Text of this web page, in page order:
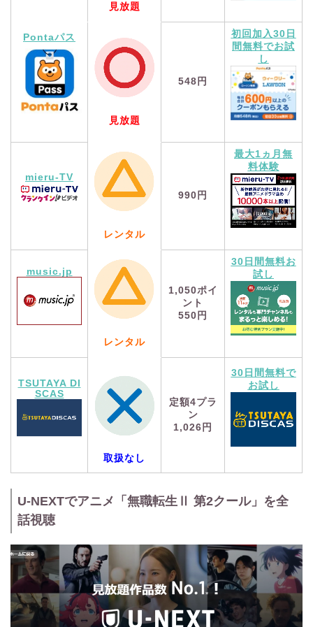
見放題
Pontaパス
見放題
548円
初回加入30日
間無料でお試
し
mieru-TV
レンタル
990円
最大1ヵ月無
料体験
music.jp
レンタル
1,050ポイ
ント
550円
30日間無料お
試し
TSUTAYA DI
SCAS
取扱なし
定額4プラ
ン
1,026円
30日間無料で
お試し
U-NEXTでアニメ「無職転生Ⅱ 第2クール」を全
話視聴